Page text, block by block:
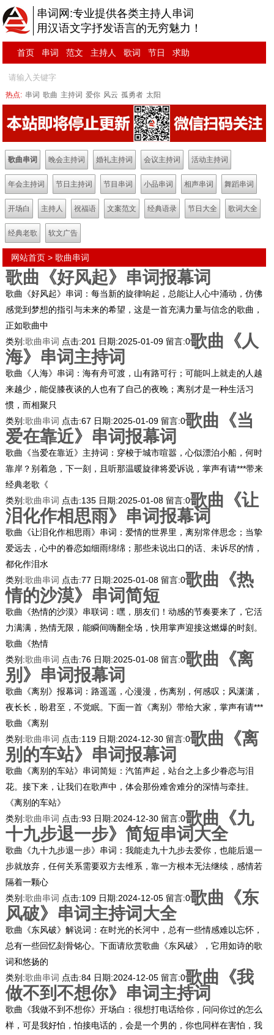
串词网:专业提供各类主持人串词
用汉语文字抒发语言的无穷魅力！
首页 串词 范文 主持人 歌词 节日 求助
热点: 串词 歌曲 主持词 爱你 风云 孤勇者 太阳
歌曲串词 晚会主持词 婚礼主持词 会议主持词 活动主持词
年会主持词 节日主持词 节目串词 小品串词 相声串词 舞蹈串词
开场白 主持人 祝福语 文案范文 经典语录 节日大全 歌词大全
经典老歌 软文广告
网站首页 >歌曲串词
歌曲《好风起》串词报幕词
歌曲《好风起》串词：每当新的旋律响起，总能让人心中涌动，仿佛
感觉到梦想的指引与未来的希望，这是一首充满力量与信念的歌曲，
正如歌曲中
类别:歌曲串词 点击:201 日期:2025-01-09 留言:0歌曲《人
海》串词主持词
歌曲《人海》串词：海有舟可渡，山有路可行；可能叫上就走的人越
来越少，能促膝夜谈的人也有了自己的夜晚；离别才是一种生活习
惯，而相聚只
类别:歌曲串词 点击:67 日期:2025-01-09 留言:0歌曲《当
爱在靠近》串词报幕词
歌曲《当爱在靠近》主持词：穿梭于城市喧嚣，心似漂泊小船，何时
靠岸？别着急，下一刻，且听那温暖旋律将爱诉说，掌声有请***带来
经典老歌《
类别:歌曲串词 点击:135 日期:2025-01-08 留言:0歌曲《让
泪化作相思雨》串词报幕词
歌曲《让泪化作相思雨》串词：爱情的世界里，离别常伴思念；当挚
爱远去，心中的眷恋如细雨绵绵；那些未说出口的话、未诉尽的情，
都化作泪水
类别:歌曲串词 点击:77 日期:2025-01-08 留言:0歌曲《热
情的沙漠》串词简短
歌曲《热情的沙漠》串联词：嘿，朋友们！动感的节奏要来了，它活
力满满，热情无限，能瞬间嗨翻全场，快用掌声迎接这燃爆的时刻。
歌曲《热情
类别:歌曲串词 点击:76 日期:2025-01-08 留言:0歌曲《离
别》串词报幕词
歌曲《离别》报幕词：路遥遥，心漫漫，伤离别，何感叹；风潇潇，
夜长长，盼君至，不觉眠。下面一首《离别》带给大家，掌声有请***
歌曲《离别
类别:歌曲串词 点击:119 日期:2024-12-30 留言:0歌曲《离
别的车站》串词报幕词
歌曲《离别的车站》串词简短：汽笛声起，站台之上多少眷恋与泪
花。接下来，让我们在歌声中，体会那份难舍难分的深情与牵挂。
《离别的车站》
类别:歌曲串词 点击:93 日期:2024-12-30 留言:0歌曲《九
十九步退一步》简短串词大全
歌曲《九十九步退一步》串词：我能走九十九步去爱你，也能后退一
步就放弃，任何关系需要双方去维系，靠一方根本无法继续，感情若
隔着一颗心
类别:歌曲串词 点击:109 日期:2024-12-05 留言:0歌曲《东
风破》串词主持词大全
歌曲《东风破》解说词：在时光的长河中，总有一些情感难以忘怀，
总有一些回忆刻骨铭心。下面请欣赏歌曲《东风破》，它用如诗的歌
词和悠扬的
类别:歌曲串词 点击:84 日期:2024-12-05 留言:0歌曲《我
做不到不想你》串词主持词
歌曲《我做不到不想你》开场白：很想打电话给你，问问你过的怎么
样，可是我好怕，怕接电话的，会是一个男的，你也同样在害怕，我